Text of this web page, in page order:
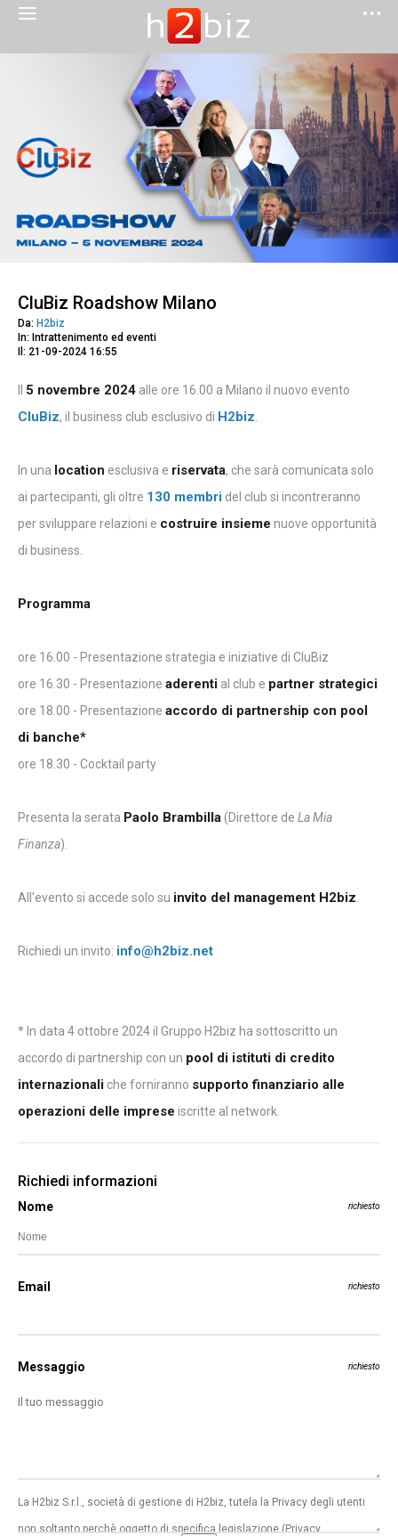
CluBiz Roadshow Milano
Da: H2biz
In: Intrattenimento ed eventi
Il: 21-09-2024 16:55
5 novembre 2024 alle ore 16.00 a Milano il nuovo evento
CluBiz, il business club esclusivo di H2biz
In una location esclusiva e riservata, che sarà comunicata solo
ai partecipanti, gli oltre 130 membri del club si incontreranno
per sviluppare relazioni e costruire insieme nuove opportunità
di business.
Programma
ore 16.00 - Presentazione strategia e iniziative di CluBiz
ore 16.30 - Presentazione aderenti al club e partner strategici
ore 18.00 - Presentazione accordo di partnership con pool
di banche*
ore 18.30 - Cocktail party
Presenta la serata Paolo Brambilla(Direttore de La Mia
Finanza).
All'evento si accede solo su invito del management H2biz
Richiedi un invito: info@h2biz.net
* In data 4 ottobre 2024 il Gruppo H2biz ha sottoscritto un
accordo di partnership con un pool di istituti di credito
internazionali che forniranno supporto finanziario alle
operazioni delle imprese iscritte al network.
Richiedi informazioni
Nome richiesto
Email richiesto
Messaggio richiesto